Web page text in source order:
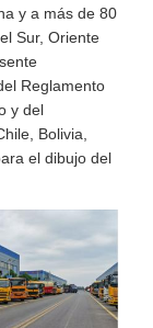
y a más de 80
Sur, Oriente
Reglamento
y del
Bolivia,
el dibujo del